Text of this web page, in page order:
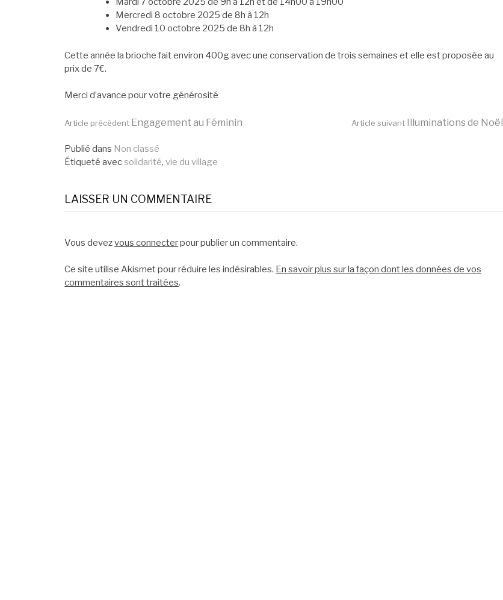
Mercredi 8 octobre 2025 de 8h à 12h
Vendredi 10 octobre 2025 de 8h à 12h
Cette année la brioche fait environ 400g avec une conservation de trois semaines et elle est proposée au
prix de 7€.
Merci d’avance pour votre générosité
Lire
la
suite
Article précédent Engagement au Féminin Article suivant Illuminations de Noël
Publié dans Non classé
Étiqueté avecsolidarité,vie du village
LAISSER UN COMMENTAIRE
Vous devezvous connecterpour publier un commentaire.
Ce site utilise Akismet pour réduire les indésirables. En savoir plus sur la façon dont les données de vos
commentaires sont traitées.